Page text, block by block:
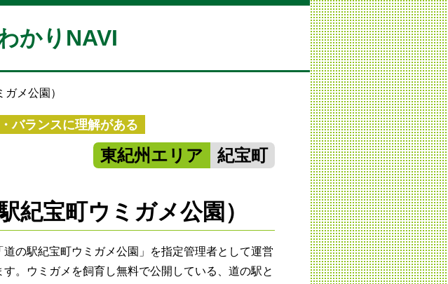
かりNAVI
メ公園）
バランスに理解がある
東紀州エリア 紀宝町
紀宝町ウミガメ公園）
道の駅紀宝町ウミガメ公園」を指定管理者として運営
す。ウミガメを飼育し無料で公開している、道の駅と